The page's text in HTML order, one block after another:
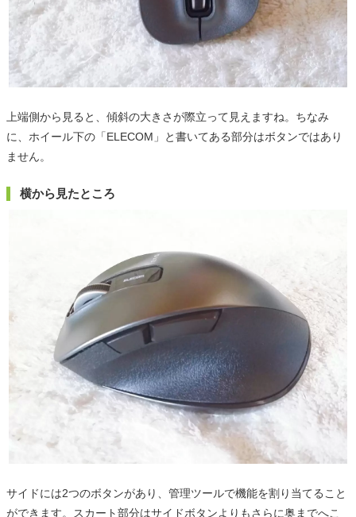
上端側から見ると、傾斜の大きさが際立って見えますね。ちなみ
に、ホイール下の「ELECOM」と書いてある部分はボタンではあり
ません。
横から見たところ
サイドには2つのボタンがあり、管理ツールで機能を割り当てること
ができます。スカート部分はサイドボタンよりもさらに奥までへこ